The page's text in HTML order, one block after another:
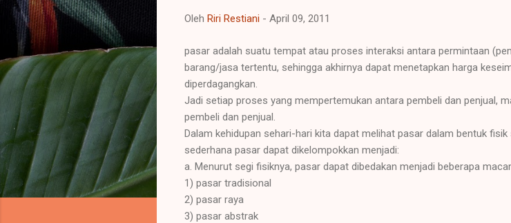
Oleh Riri Restiani - April 09, 2011
pasar adalah suatu tempat atau proses interaksi antara permintaan
barang/jasa tertentu, sehingga akhirnya dapat menetapkan harga
diperdagangkan.
Jadi setiap proses yang mempertemukan antara pembeli dan penjual,
pembeli dan penjual.
Dalam kehidupan sehari-hari kita dapat melihat pasar dalam bentuk
sederhana pasar dapat dikelompokkan menjadi:
a. Menurut segi fisiknya, pasar dapat dibedakan menjadi beberapa
1) pasar tradisional
2) pasar raya
3) pasar abstrak